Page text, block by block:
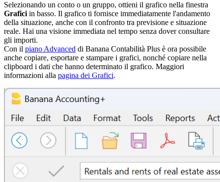
Selezionando un conto o un gruppo, ottieni il grafico nella finestra
Grafici in basso. Il grafico ti fornisce immediatamente l'andamento
della situazione, anche con il confronto tra previsione e situazione
reale. Hai una visione immediata nel tempo senza dover consultare
gli importi.
Con il piano Advanced di Banana Contabilità Plus è ora possibile
anche copiare, esportare e stampare i grafici, nonché copiare nella
clipboard i dati che hanno determinato il grafico. Maggiori
informazioni alla pagina dei Grafici.